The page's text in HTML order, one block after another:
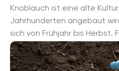
Knoblauch ist eine alte
Jahrhunderten angebaut
sich von Frühjahr bis Herbst.
sollten Sie jedoch auf den